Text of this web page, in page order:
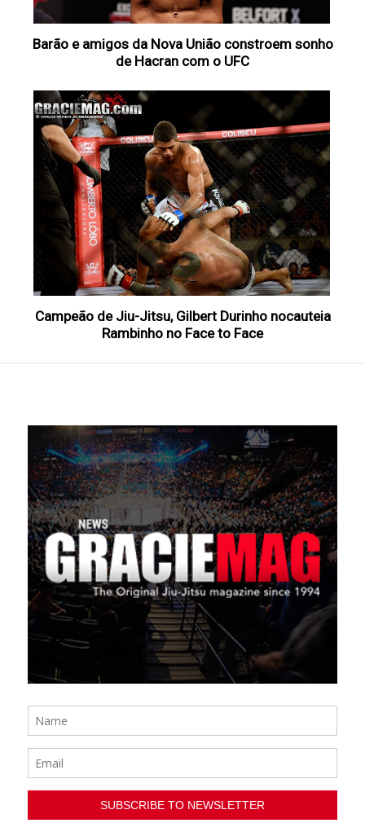
Barão e amigos da Nova União constroem sonho
de Hacran com o UFC
Campeão de Jiu-Jitsu, Gilbert Durinho nocauteia
Rambinho no Face to Face